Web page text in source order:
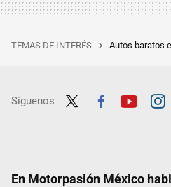
TEMAS DE INTERÉS Autos baratos
Síguenos
En Motorpasión México